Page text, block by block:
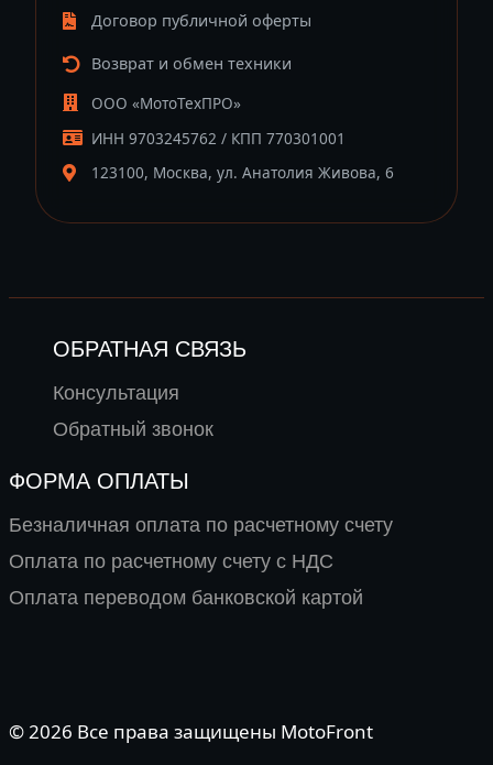
Договор публичной оферты
Возврат и обмен техники
ООО «МотоТехПРО»
ИНН 9703245762 / КПП 770301001
123100, Москва, ул. Анатолия Живова, 6
ОБРАТНАЯ СВЯЗЬ
Консультация
Обратный звонок
ФОРМА ОПЛАТЫ
Безналичная оплата по расчетному счету
Оплата по расчетному счету с НДС
Оплата переводом банковской картой
© 2026 Все права защищены MotoFront